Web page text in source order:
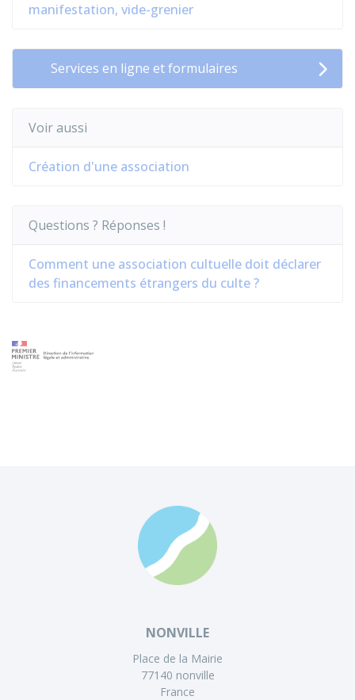
manifestation, vide-grenier
Services en ligne et formulaires
Voir aussi
Création d'une association
Questions ? Réponses !
Comment une association cultuelle doit déclarer
des financements étrangers du culte ?
NONVILLE
Place de la Mairie
77140 nonville
France